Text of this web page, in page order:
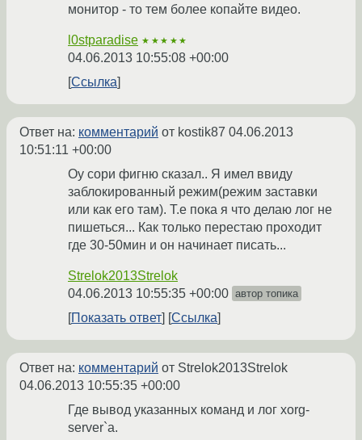
монитор - то тем более копайте видео.
l0stparadise ★★★★★
04.06.2013 10:55:08 +00:00
Ссылка
Ответ на: комментарий от kostik87 04.06.2013
10:51:11 +00:00
Оу сори фигню сказал.. Я имел ввиду
заблокированный режим(режим заставки
или как его там). Т.е пока я что делаю лог не
пишеться... Как только перестаю проходит
где 30-50мин и он начинает писать...
Strelok2013Strelok
04.06.2013 10:55:35 +00:00 автор топика
Показать ответ Ссылка
Ответ на: комментарий от Strelok2013Strelok
04.06.2013 10:55:35 +00:00
Где вывод указанных команд и лог xorg-
server`а.